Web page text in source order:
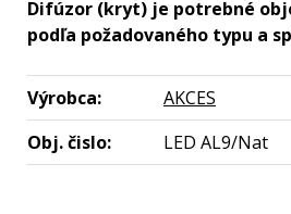
Difúzor (kryt) je potrebné
podľa požadovaného typu a
Výrobca:
AKCES
Obj. čislo:
LED AL9/Nat